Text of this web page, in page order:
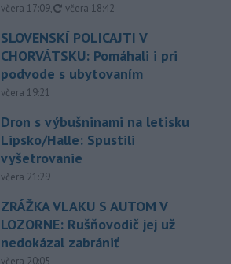
včera 17:09, aktualizované
včera 18:42
SLOVENSKÍ POLICAJTI V
CHORVÁTSKU: Pomáhali i pri
podvode s ubytovaním
včera 19:21
Dron s výbušninami na letisku
Lipsko/Halle: Spustili
vyšetrovanie
včera 21:29
ZRÁŽKA VLAKU S AUTOM V
LOZORNE: Rušňovodič jej už
nedokázal zabrániť